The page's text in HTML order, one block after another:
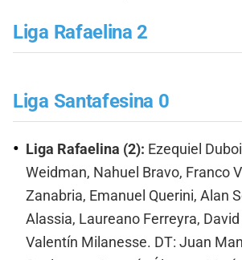
Liga Rafaelina 2
Liga Santafesina 0
Liga Rafaelina (2): Ezequiel
Weidman, Nahuel Bravo, Franco
Zanabria, Emanuel Querini, Alan
Alassia, Laureano Ferreyra,
Valentín Milanesse. DT: Juan